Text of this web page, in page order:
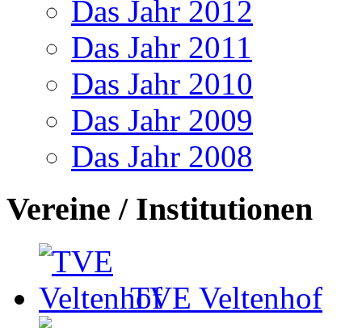
Das Jahr 2012
Das Jahr 2011
Das Jahr 2010
Das Jahr 2009
Das Jahr 2008
Vereine / Institutionen
TVE Veltenhof